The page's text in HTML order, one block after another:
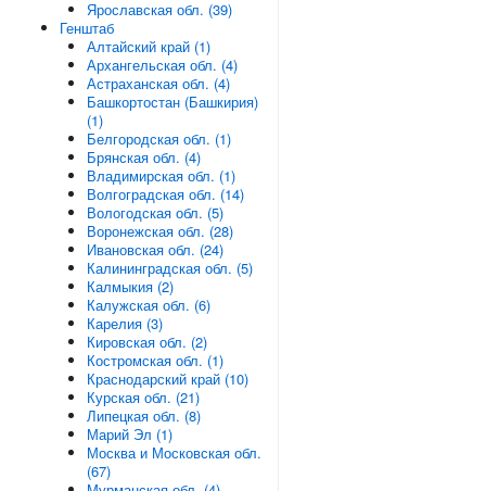
Ярославская обл. (39)
Генштаб
Алтайский край (1)
Архангельская обл. (4)
Астраханская обл. (4)
Башкортостан (Башкирия)
(1)
Белгородская обл. (1)
Брянская обл. (4)
Владимирская обл. (1)
Волгоградская обл. (14)
Вологодская обл. (5)
Воронежская обл. (28)
Ивановская обл. (24)
Калининградская обл. (5)
Калмыкия (2)
Калужская обл. (6)
Карелия (3)
Кировская обл. (2)
Костромская обл. (1)
Краснодарский край (10)
Курская обл. (21)
Липецкая обл. (8)
Марий Эл (1)
Москва и Московская обл.
(67)